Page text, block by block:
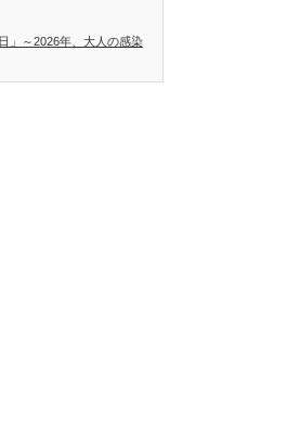
」～2026年、大人の感染